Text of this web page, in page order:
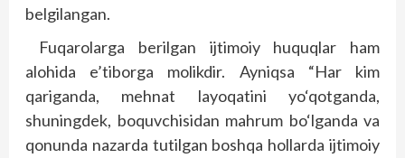
belgilangan.
Fuqarolarga berilgan ijtimoiy huquqlar ham
alohida e’tiborga molikdir. Ayniqsa “Har kim
qariganda, mehnat layoqatini yo‘qotganda,
shuningdek, boquvchisidan mahrum bo‘lganda va
qonunda nazarda tutilgan boshqa hollarda ijtimoiy